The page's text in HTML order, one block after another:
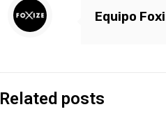
Equipo
Related posts